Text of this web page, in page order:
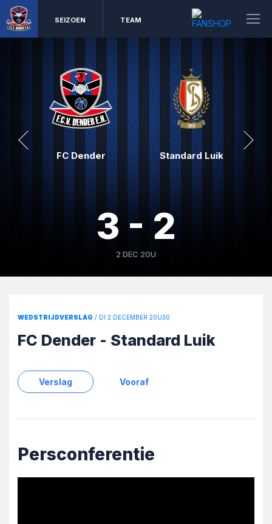
SEIZOEN TEAM
FC Dender Standard Luik
3 - 2
2 DEC 20U
WEDSTRIJDVERSLAG / DI 2 DECEMBER 20U30
FC Dender - Standard Luik
Verslag Vooraf
Persconferentie